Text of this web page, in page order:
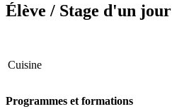
Élève / Stage d'un jour
Cuisine
Programmes et formations